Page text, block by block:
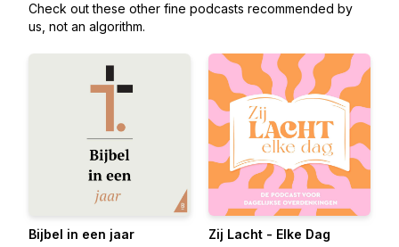
Check out these other fine podcasts recommended by
us, not an algorithm.
Bijbel in een jaar
Zij Lacht - Elke Dag